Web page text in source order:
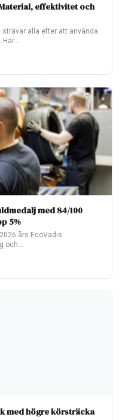
effektivitet och
alla efter att använda
Här…
med 84/100
5%
års EcoVadis
och…
med högre körsträcka